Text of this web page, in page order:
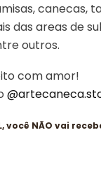
canecas,
das areas de
outros.
com amor!
você NÃO vai